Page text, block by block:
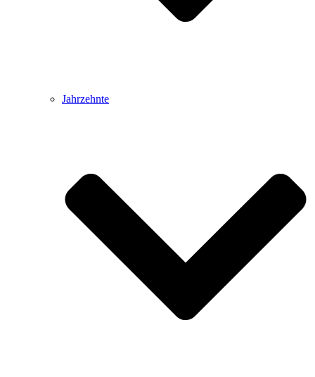
Jahrzehnte